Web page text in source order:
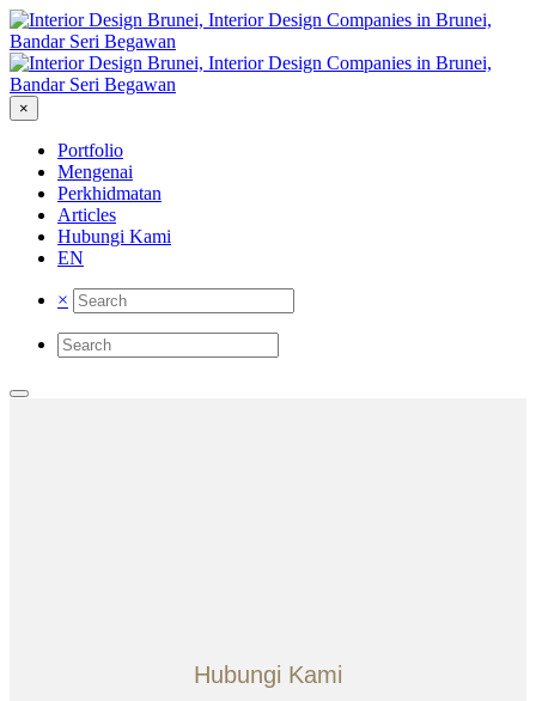
×
Portfolio
Mengenai
Perkhidmatan
Articles
Hubungi Kami
EN
×
Hubungi Kami